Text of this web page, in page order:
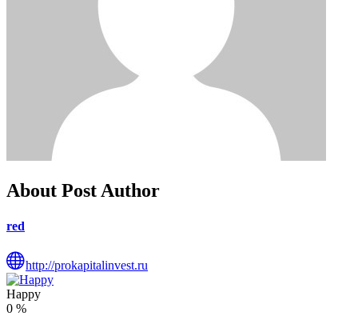
About Post Author
red
http://prokapitalinvest.ru
Happy
0 %